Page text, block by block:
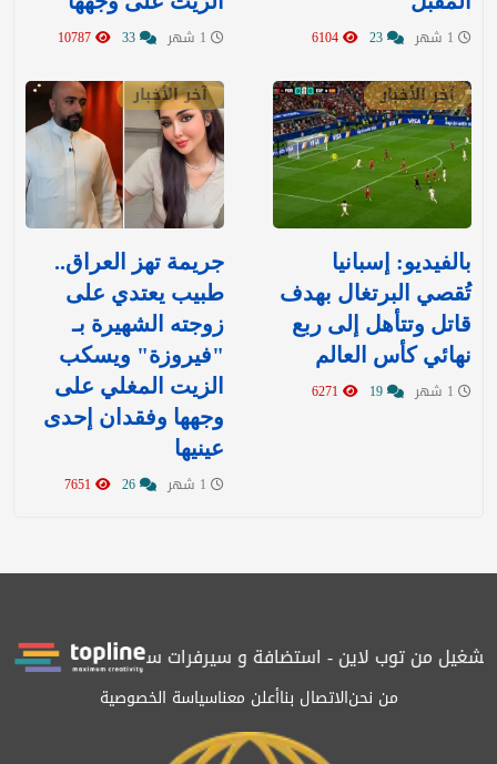
آخر الأخبار
بالفيديو: إسبانيا
تُقصي البرتغال بهدف
قاتل وتتأهل إلى ربع
نهائي كأس العالم
آخر الأخبار
جريمة تهز العراق..
طبيب يعتدي على
زوجته الشهيرة بـ
"فيروزة" ويسكب
الزيت المغلي على
وجهها وفقدان إحدى
عينيها
من توب لاين - استضافة و سيرفرات سعوديةالمرصد حاصلة
من نحنالاتصال بناأعلن معناسياسة الخصوصية